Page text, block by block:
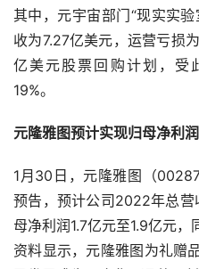
其中，元宇宙部门“现实实
收为7.27亿美元，运营亏损
亿美元股票回购计划，受
19%。
元隆雅图预计实现归母净利
1月30日，元隆雅图（
预告，预计公司2022年总
母净利润1.7亿元至1.9亿元，
资料显示，元隆雅图为礼赠